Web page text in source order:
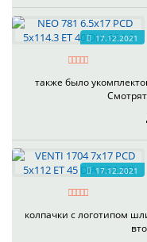
17.12.2021
также было
17.12.2021
колпачки с логотипом